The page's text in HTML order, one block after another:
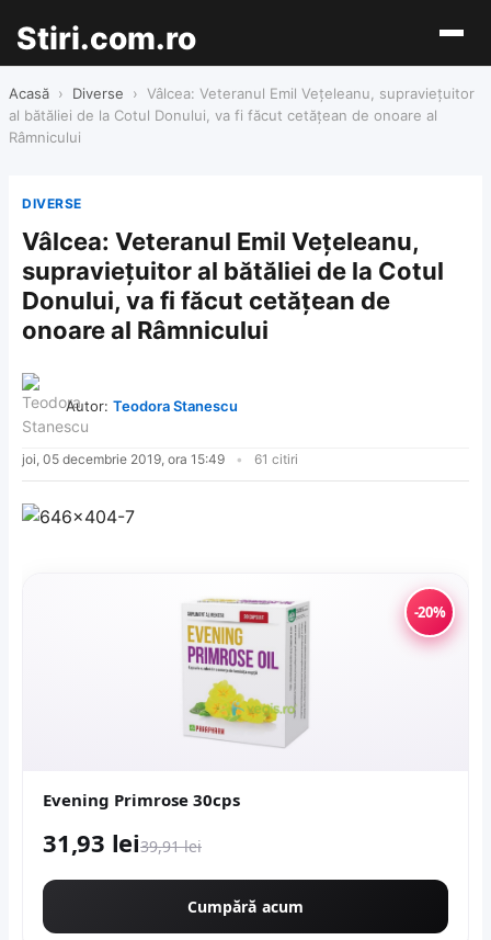
Stiri.com.ro
Acasă › Diverse › Vâlcea: Veteranul Emil Veţeleanu, supravieţuitor
al bătăliei de la Cotul Donului, va fi făcut cetăţean de onoare al
Râmnicului
DIVERSE
Vâlcea: Veteranul Emil Veţeleanu,
supravieţuitor al bătăliei de la Cotul
Donului, va fi făcut cetăţean de
onoare al Râmnicului
Autor: Teodora Stanescu
joi, 05 decembrie 2019, ora 15:49 61 citiri
-20%
Evening Primrose 30cps
31,93 lei39,91 lei
Cumpără acum